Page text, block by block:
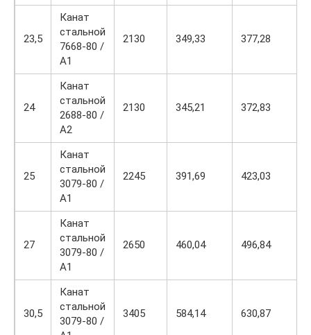
23,5
Канат
стальной
7668-80 /
А1
2130 349,33 377,28
24
Канат
стальной
2688-80 /
А2
2130 345,21 372,83
25
Канат
стальной
3079-80 /
А1
2245 391,69 423,03
27
Канат
стальной
3079-80 /
А1
2650 460,04 496,84
30,5
Канат
стальной
3079-80 /
3405 584,14 630,87